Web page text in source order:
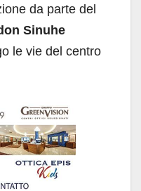
da parte del
Sinuhe
le vie del centro